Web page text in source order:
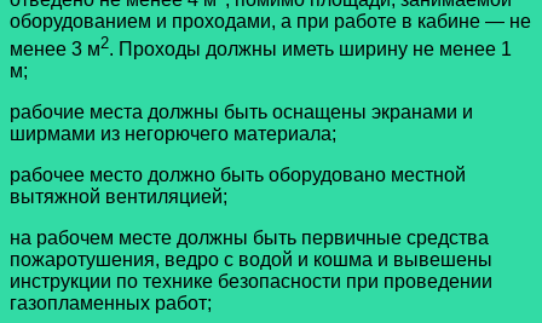
оборудованием и проходами, а при работе в кабине — не
менее 3 м2. Проходы должны иметь ширину не менее 1
м;
рабочие места должны быть оснащены экранами и
ширмами из негорючего материала;
рабочее место должно быть оборудовано местной
вытяжной вентиляцией;
на рабочем месте должны быть первичные средства
пожаротушения, ведро с водой и кошма и вывешены
инструкции по технике безопасности при проведении
газопламенных работ;